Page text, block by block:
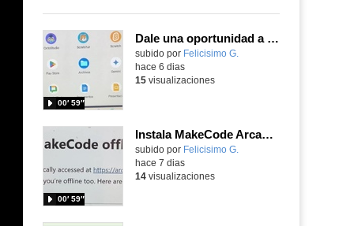
Dale una oportunidad a los Chromebooks y utiliza un proyector para realizar talleres si no tienes pantallas táctiles
Contenido educativo.
subido por Felicisimo G.
00′ 59″
hace 6 dias
15visualizaciones
Instala MakeCode Arcade para trabajar offline en tu tablet, ordenador, Chromebook
Contenido educativo.
subido por Felicisimo G.
00′ 59″
hace 7 dias
14visualizaciones